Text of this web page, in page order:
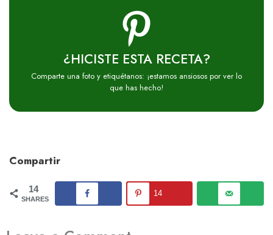
¿HICISTE ESTA RECETA?
Comparte una foto y etiquétanos: ¡estamos ansiosos por ver lo
que has hecho!
Compartir
14
SHARES
14